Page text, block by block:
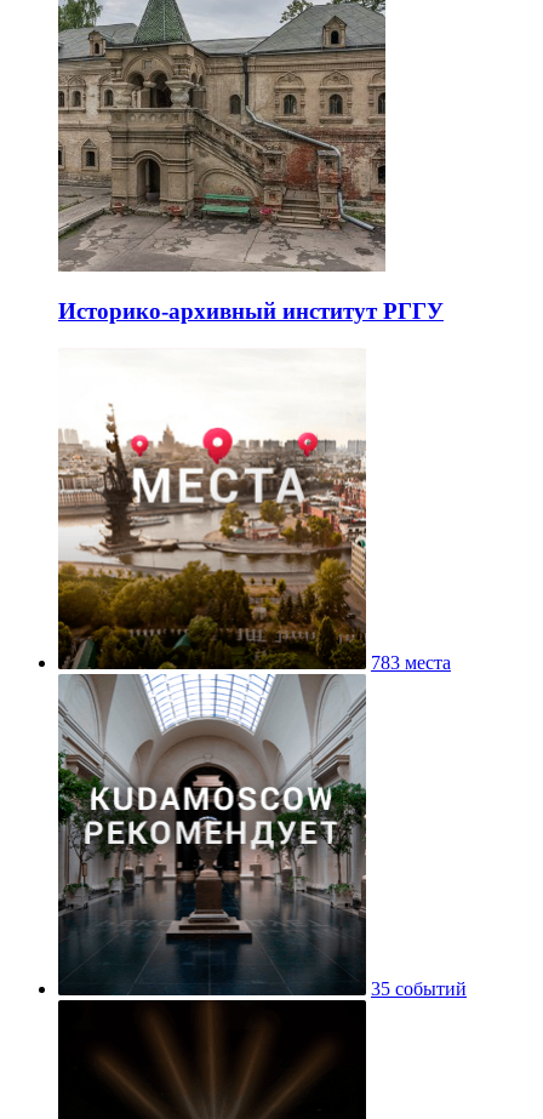
Историко-архивный институт РГГУ
783 места
35 событий